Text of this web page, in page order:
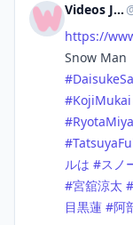
Videos Japan
https://
Snow Man
#
#KojiMukai
#
#
ルは #スノ
#宮舘涼太 #
目黒蓮 #阿